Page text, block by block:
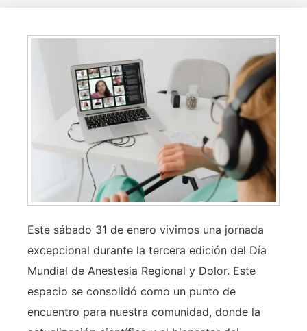
Este sábado 31 de enero vivimos una jornada
excepcional durante la tercera edición del Día
Mundial de Anestesia Regional y Dolor. Este
espacio se consolidó como un punto de
encuentro para nuestra comunidad, donde la